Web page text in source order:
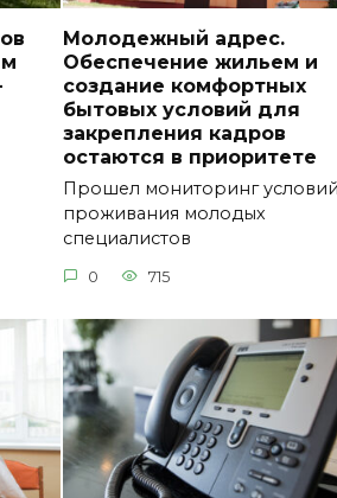
Молодежный адрес.
Обеспечение жильем и
создание комфортных
бытовых условий для
закрепления кадров
остаются в приоритете
Прошел мониторинг условий
проживания молодых
специалистов
0 715